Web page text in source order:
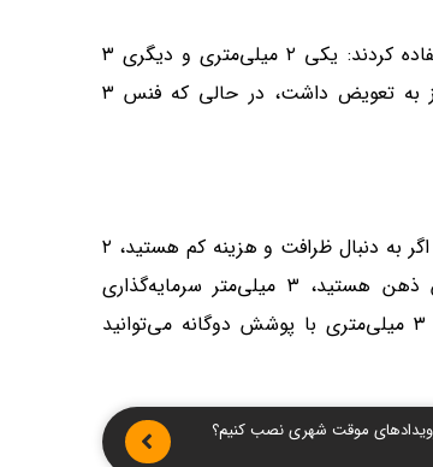
در یک محله در شمال تهران، دو خانه همسایه هر دو از فنس چمنی استفاده کردند: یکی ۲ میلی‌متری و دیگری ۳
میلی‌متری. پس از ۴ سال، فنس ۲ میلی‌متری در نقاطی خم شده و نیاز به تعویض داشت، در حالی که فنس ۳
فنس چمنی تنها یک جداکننده نیست؛ بلکه نمادی از نحوه زندگی شماست. اگر به دنبال ظرافت و هزینه کم هستید، ۲
میلی‌متر گزینه‌ای منطقی است. اما اگر به دنبال دوام، ایمنی و آرامش ذهن هستید، ۳ میلی‌متر سرمایه‌گذاری
هوشمندانه‌تری است. با محصولات توری هیرکان شامل فنس چمنی ۲ و ۳ میلی‌متری با پوشش دوگانه می‌توانید
رویدادهای موقت شهری نصب کنیم؟